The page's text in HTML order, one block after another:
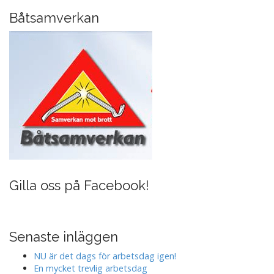
i
g
Båtsamverkan
Gilla oss på Facebook!
Senaste inläggen
NU är det dags för arbetsdag igen!
En mycket trevlig arbetsdag